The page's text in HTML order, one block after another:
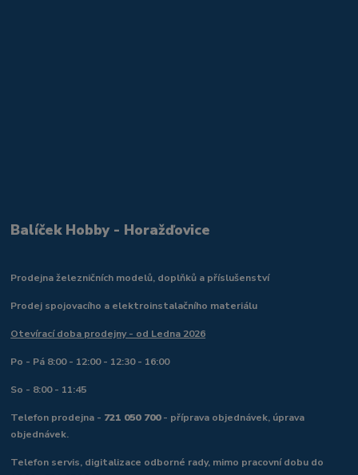
Balíček Hobby - Horažďovice
Prodejna železničních modelů, doplňků a příslušenství
Prodej spojovacího a elektroinstalačního materiálu
Otevírací doba prodejny - od Ledna 2026
Po - Pá 8:00 - 12:00 - 12:30 - 16:00
So - 8:00 - 11:45
Telefon prodejna - 721 050 700- příprava objednávek, úprava
objednávek.
Telefon servis, digitalizace odborné rady, mimo pracovní dobu do